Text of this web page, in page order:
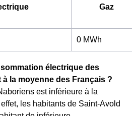
Gaz
0 MWh
électrique des
la moyenne des Français ?
est inférieure à la
les habitants de Saint-Avold